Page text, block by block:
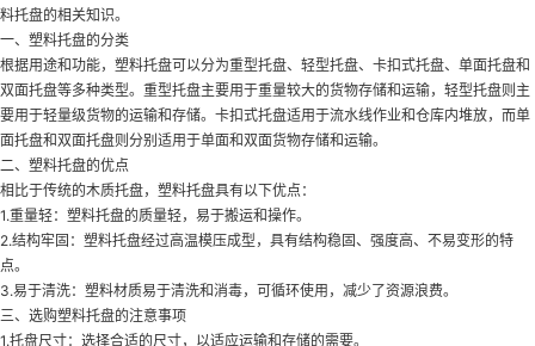
料托盘的相关知识。
一、塑料托盘的分类
根据用途和功能，塑料托盘可以分为重型托盘、轻型托盘、卡扣式托盘、单面托盘和
双面托盘等多种类型。重型托盘主要用于重量较大的货物存储和运输，轻型托盘则主
要用于轻量级货物的运输和存储。卡扣式托盘适用于流水线作业和仓库内堆放，而单
面托盘和双面托盘则分别适用于单面和双面货物存储和运输。
二、塑料托盘的优点
相比于传统的木质托盘，塑料托盘具有以下优点：
1.重量轻：塑料托盘的质量轻，易于搬运和操作。
2.结构牢固：塑料托盘经过高温模压成型，具有结构稳固、强度高、不易变形的特
点。
3.易于清洗：塑料材质易于清洗和消毒，可循环使用，减少了资源浪费。
三、选购塑料托盘的注意事项
1.托盘尺寸：选择合适的尺寸，以适应运输和存储的需要。